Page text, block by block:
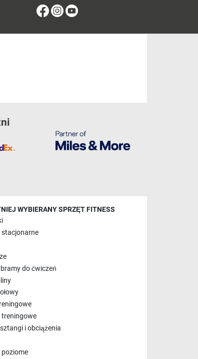
FacebookInstagram
WYBIERANY SPRZĘT FITNESS
stacjonarne
do ćwiczeń
treningowe
i obciążenia
poziome